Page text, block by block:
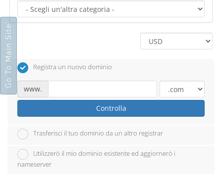
Registra un nuovo dominio
www.
Controlla
Trasferisci il tuo dominio da un altro registrar
Utilizzerò il mio dominio esistente ed aggiornerò i
nameserver
Go To Main Site